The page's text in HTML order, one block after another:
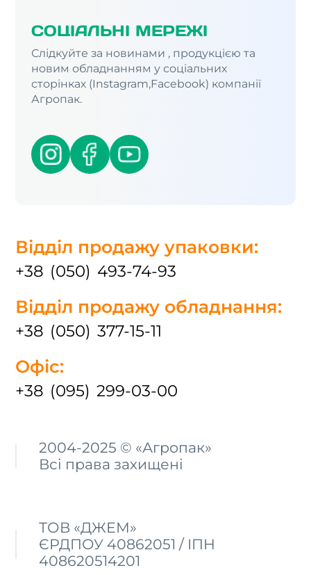
СОЦІАЛЬНІ МЕРЕЖІ
Слідкуйте за новинами , продукцією та
новим обладнанням у соціальних
сторінках (Instagram,Facebook) компанії
Агропак.
Відділ продажу упаковки:
+38 (050) 493-74-93
Відділ продажу обладнання:
+38 (050) 377-15-11
Офіс:
+38 (095) 299-03-00
2004-2025 © «Агропак»
Всі права захищені
ТОВ «ДЖЕМ»
ЄРДПОУ 40862051 / ІПН
408620514201